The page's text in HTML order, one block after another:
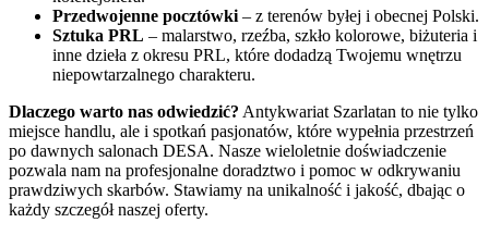
Przedwojenne pocztówki – z terenów byłej i obecnej Polski.
Sztuka PRL – malarstwo, rzeźba, szkło kolorowe, biżuteria i
inne dzieła z okresu PRL, które dodadzą Twojemu wnętrzu
niepowtarzalnego charakteru.
Dlaczego warto nas odwiedzić? Antykwariat Szarlatan to nie tylko
miejsce handlu, ale i spotkań pasjonatów, które wypełnia przestrzeń
po dawnych salonach DESA. Nasze wieloletnie doświadczenie
pozwala nam na profesjonalne doradztwo i pomoc w odkrywaniu
prawdziwych skarbów. Stawiamy na unikalność i jakość, dbając o
każdy szczegół naszej oferty.